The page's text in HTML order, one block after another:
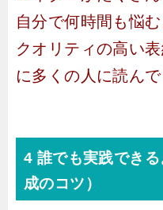
自分で何時間も悩
クオリティの高い
に多くの人に読んで
4 誰でも実践でき
成のコツ）